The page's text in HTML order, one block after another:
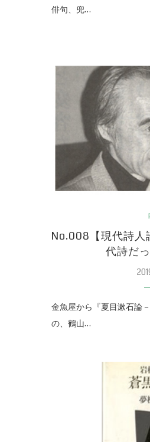
俳句、兜…
No.008【現代詩人
代詩だ
金魚屋から『夏目漱石論
の、鶴山…